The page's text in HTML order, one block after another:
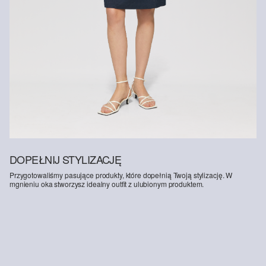
DOPEŁNIJ STYLIZACJĘ
Przygotowaliśmy pasujące produkty, które dopełnią Twoją stylizację. W
mgnieniu oka stworzysz idealny outfit z ulubionym produktem.